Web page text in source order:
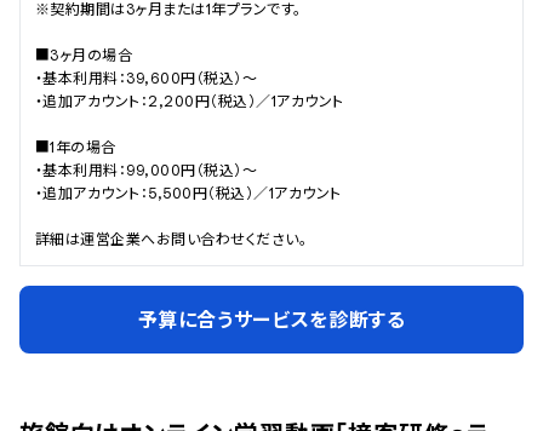
※契約期間は3ヶ月または1年プランです。
■3ヶ月の場合
・基本利用料：39,600円（税込）〜
・追加アカウント：2,200円（税込）／1アカウント
■1年の場合
・基本利用料：99,000円（税込）〜
・追加アカウント：5,500円（税込）／1アカウント
詳細は運営企業へお問い合わせください。
予算に合うサービスを診断する